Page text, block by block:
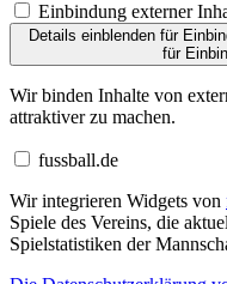
Einbindung externer
Details einblendenfür
für
Wir binden Inhalte von
attraktiver zu machen.
fussball.de
Wir integrieren Widgets von
Spiele des Vereins, die
Spielstatistiken der